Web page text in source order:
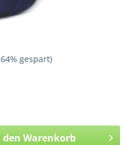
gespart)
den Warenkorb